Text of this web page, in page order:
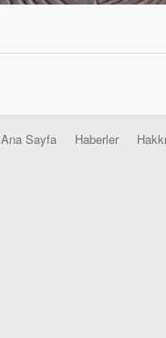
Ana Sayfa Haberler